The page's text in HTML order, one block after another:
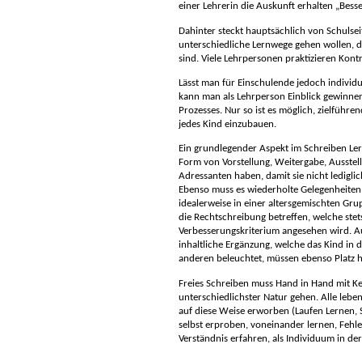
einer Lehrerin die Auskunft erhalten
Dahinter steckt hauptsächlich von
unterschiedliche Lernwege gehen wollen,
sind. Viele Lehrpersonen praktizieren
Lässt man für Einschulende jedoch
kann man als Lehrperson Einblick
Prozesses. Nur so ist es möglich,
jedes Kind einzubauen.
Ein grundlegender Aspekt im Schreiben
Form von Vorstellung, Weitergabe,
Adressanten haben, damit sie nicht
Ebenso muss es wiederholte
idealerweise in einer altersgemischten
die Rechtschreibung betreffen, welche
Verbesserungskriterium angesehen wird.
inhaltliche Ergänzung, welche das Kind in
anderen beleuchtet, müssen ebenso Platz
Freies Schreiben muss Hand in Hand mit
unterschiedlichster Natur gehen. Alle
auf diese Weise erworben (Laufen
selbst erproben, voneinander lernen,
Verständnis erfahren, als Individuum in